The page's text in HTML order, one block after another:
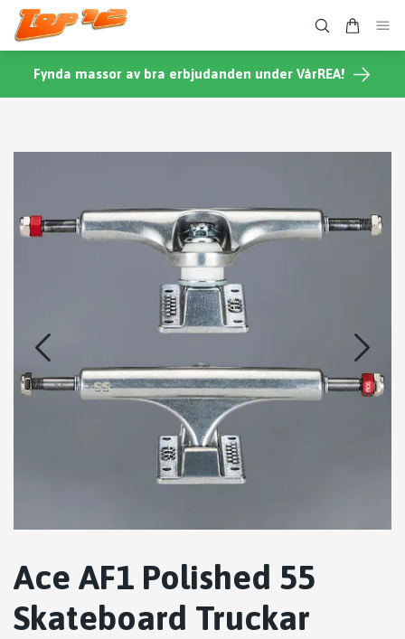
Fynda massor av bra erbjudanden under VårREA!
Ace AF1 Polished 55
Skateboard Truckar